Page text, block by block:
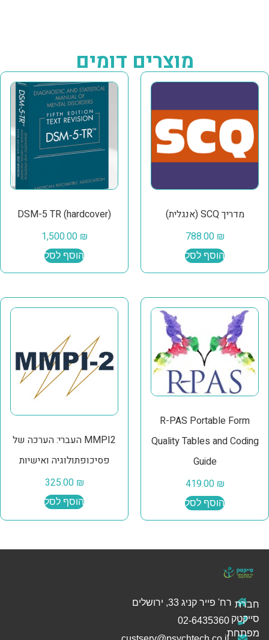
מוצרים דומים
מדריך SCQ (אנגלית)
788.00 ₪
הוסף לסל
DSM-5 TR (hardcover)
1,500.00 ₪
הוסף לסל
R-PAS Portable Form
Quality Tables and Coding
Guide
419.00 ₪
הוסף לסל
MMPI2 העברי: הערכה של
פסיכופתולוגיה ואישיות
325.00 ₪
הוסף לסל
רח' פייר קניג 33, ירושלים חברת
סייקטק
מפתחת